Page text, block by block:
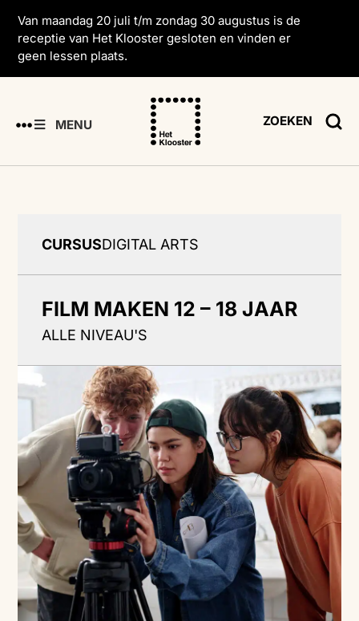
Van maandag 20 juli t/m zondag 30 augustus is de
receptie van Het Klooster gesloten en vinden er
geen lessen plaats.
MENU ZOEKEN
CURSUSDIGITAL ARTS
FILM MAKEN 12 – 18 JAAR
ALLE NIVEAU'S